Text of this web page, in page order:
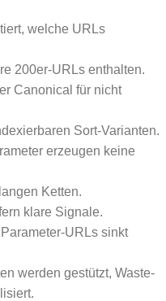
welche URLs
200er-URLs enthalten.
Canonical für nicht
Sort-Varianten.
erzeugen keine
Ketten.
klare Signale.
URLs sinkt
werden gestützt, Waste-